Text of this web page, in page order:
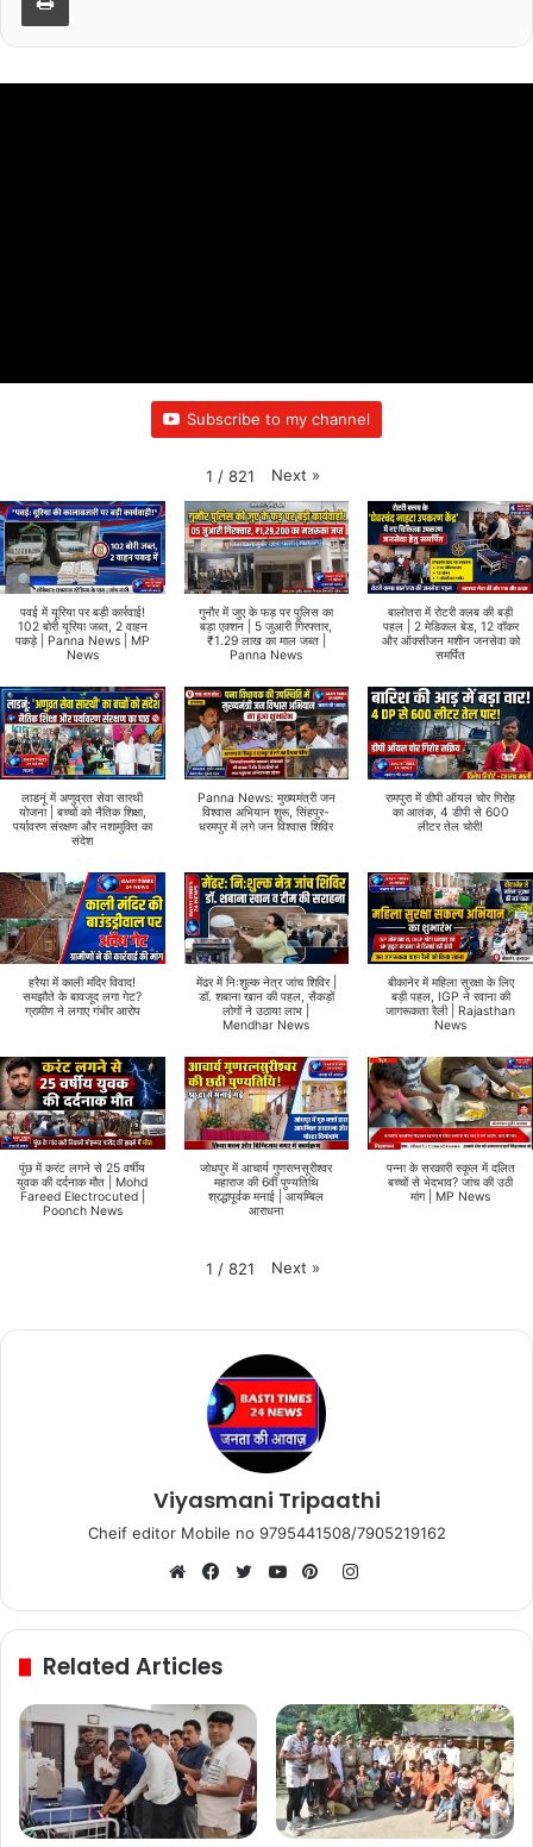
Subscribe to my channel
1 / 821 Next »
पवई में यूरिया पर बड़ी कार्रवाई!
102 बोरी यूरिया जब्त, 2 वाहन
पकड़े | Panna News | MP
News
गुनौर में जुए के फड़ पर पुलिस का
बड़ा एक्शन | 5 जुआरी गिरफ्तार,
₹1.29 लाख का माल जब्त |
Panna News
बालोतरा में रोटरी क्लब की बड़ी
पहल | 2 मेडिकल बेड, 12 वॉकर
और ऑक्सीजन मशीन जनसेवा को
समर्पित
लाडनूं में अणुव्रत सेवा सारथी
योजना | बच्चों को नैतिक शिक्षा,
पर्यावरण संरक्षण और नशामुक्ति का
संदेश
Panna News: मुख्यमंत्री जन
विश्वास अभियान शुरू, सिंहपुर-
धरमपुर में लगे जन विश्वास शिविर
रामपुरा में डीपी ऑयल चोर गिरोह
का आतंक, 4 डीपी से 600
लीटर तेल चोरी!
हरैया में काली मंदिर विवाद!
समझौते के बावजूद लगा गेट?
ग्रामीण ने लगाए गंभीर आरोप
मेंढर में निःशुल्क नेत्र जांच शिविर |
डॉ. शबाना खान की पहल, सैकड़ों
लोगों ने उठाया लाभ |
Mendhar News
बीकानेर में महिला सुरक्षा के लिए
बड़ी पहल, IGP ने रवाना की
जागरूकता रैली | Rajasthan
News
पुंछ में करंट लगने से 25 वर्षीय
युवक की दर्दनाक मौत | Mohd
Fareed Electrocuted |
Poonch News
जोधपुर में आचार्य गुणरत्नसूरीश्वर
महाराज की 6वीं पुण्यतिथि
श्रद्धापूर्वक मनाई | आयम्बिल
आराधना
पन्ना के सरकारी स्कूल में दलित
बच्चों से भेदभाव? जांच की उठी
मांग | MP News
1 / 821 Next »
Viyasmani Tripaathi
Cheif editor Mobile no 9795441508/7905219162
Instagram
Related Articles